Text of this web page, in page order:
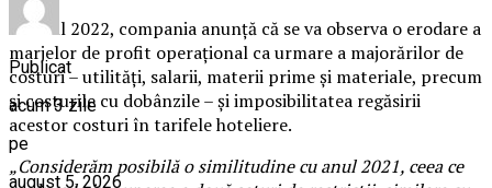
În anul 2022, compania anunță că se va observa o erodare a
marjelor de profit operațional ca urmare a majorărilor de
costuri – utilități, salarii, materii prime și materiale, precum
și costurile cu dobânzile – și imposibilitatea regăsirii
acestor costuri în tarifele hoteliere.
„Considerăm posibilă o similitudine cu anul 2021, ceea ce
Publicat
acum 3 zile
pe
august 5, 2026